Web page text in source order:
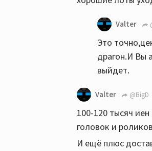
Valter
Это
драгон.И Вы
выйдет.
Valter @BigD
100-120 тысяч
головок и
И ещё плюс